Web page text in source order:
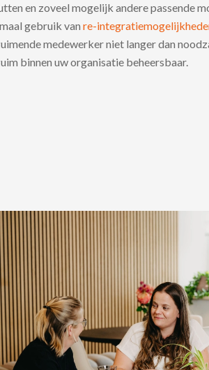
en zoveel mogelijk andere passende
gebruik van re-
medewerker niet langer dan
binnen uw organisatie beheersbaar.